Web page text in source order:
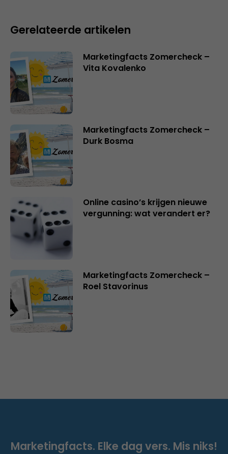
Gerelateerde artikelen
Marketingfacts Zomercheck –
Vita Kovalenko
Marketingfacts Zomercheck –
Durk Bosma
Online casino’s krijgen nieuwe
vergunning: wat verandert er?
Marketingfacts Zomercheck –
Roel Stavorinus
Marketingfacts. Elke dag vers. Mis niks!